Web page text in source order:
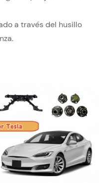
a través del husillo